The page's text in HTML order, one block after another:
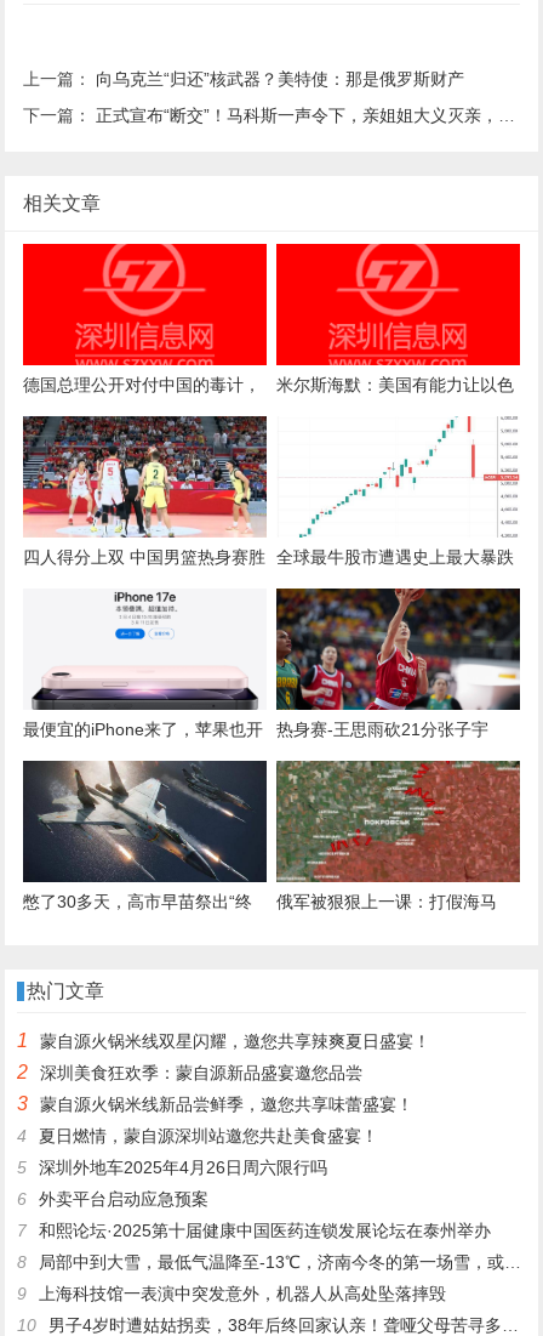
上一篇： 向乌克兰“归还”核武器？美特使：那是俄罗斯财产
下一篇：正式宣布“断交”！马科斯一声令下，亲姐姐大义灭亲，对华态度不寻常
相关文章
德国总理公开对付中国的毒计，
26国都懵了：特朗普都不敢这么
做！
米尔斯海默：美国有能力让以色
四人得分上双 中国男篮热身赛胜 全球最牛股市遭遇史上最大暴跌
韩国监管亮出百万亿“稳市弹药”
最便宜的iPhone来了，苹果也开
始“加量不加价”？
热身赛-王思雨砍21分张子宇
10+4 中国女篮加时险胜巴西
憋了30多天，高市早苗祭出“终
俄军被狠狠上一课：打假海马
热门文章
1 蒙自源火锅米线双星闪耀，邀您共享辣爽夏日盛宴！
2 深圳美食狂欢季：蒙自源新品盛宴邀您品尝
3
蒙自源火锅米线新品尝鲜季，邀您共享味蕾盛宴！
4
夏日燃情，蒙自源深圳站邀您共赴美食盛宴！
5
深圳外地车2025年4月26日周六限行吗
6
外卖平台启动应急预案
7
和熙论坛·2025第十届健康中国医药连锁发展论坛在泰州举办
8
局部中到大雪，最低气温降至-13℃，济南今冬的第一场雪，或跟去年同一时间！
9
上海科技馆一表演中突发意外，机器人从高处坠落摔毁
10
男子4岁时遭姑姑拐卖，38年后终回家认亲！聋哑父母苦寻多年，母亲已抱憾离世丨红星寻人